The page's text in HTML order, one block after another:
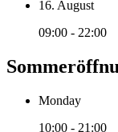
16. August
09:00 - 22:00
Monday
10:00 - 21:00